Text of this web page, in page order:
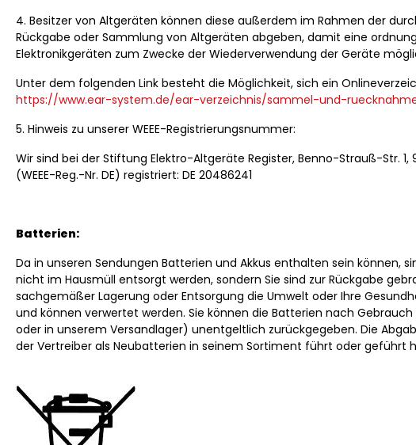
4. Besitzer von Altgeräten können diese außerdem im Rahmen der
Rückgabe oder Sammlung von Altgeräten abgeben, damit eine
Elektronikgeräten zum Zwecke der Wiederverwendung der Geräte
Unter dem folgenden Link besteht die Möglichkeit, sich ein
https://www.ear-system.de/ear-verzeichnis/sammel-und-
5. Hinweis zu unserer WEEE-Registrierungsnummer:
Wir sind bei der Stiftung Elektro-Altgeräte Register, Benno-Strauß-Str.
(WEEE-Reg.-Nr. DE) registriert: DE 20486241
Batterien:
Da in unseren Sendungen Batterien und Akkus enthalten sein können,
nicht im Hausmüll entsorgt werden, sondern Sie sind zur Rückgabe
sachgemäßer Lagerung oder Entsorgung die Umwelt oder Ihre
und können verwertet werden. Sie können die Batterien nach
oder in unserem Versandlager) unentgeltlich zurückgegeben. Die
der Vertreiber als Neubatterien in seinem Sortiment führt oder geführt